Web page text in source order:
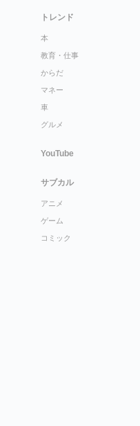
トレンド
本
教育・仕事
からだ
マネー
車
グルメ
YouTube
サブカル
アニメ
ゲーム
コミック